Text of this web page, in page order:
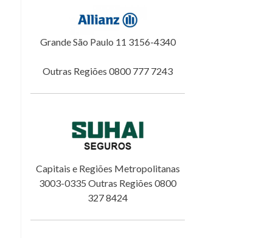
Grande São Paulo 11 3156-4340
Outras Regiões 0800 777 7243
Capitais e Regiões Metropolitanas
3003-0335 Outras Regiões 0800
327 8424